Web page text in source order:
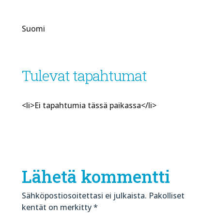
Suomi
Tulevat tapahtumat
<li>Ei tapahtumia tässä paikassa</li>
Lähetä kommentti
Sähköpostiosoitettasi ei julkaista. Pakolliset
kentät on merkitty*